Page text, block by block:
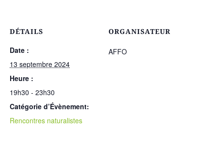
DÉTAILS
Date :
13 septembre 2024
Heure :
19h30 - 23h30
Catégorie d’Évènement:
Rencontres naturalistes
ORGANISATEUR
AFFO